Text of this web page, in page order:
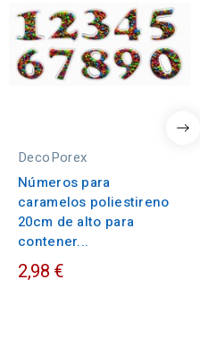
DecoPorex
Números para
caramelos poliestireno
20cm de alto para
contener...
2,98 €